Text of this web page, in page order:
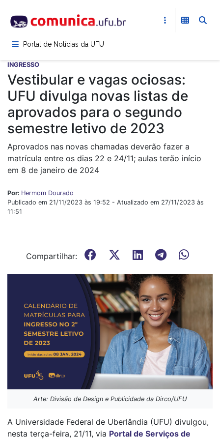
para
conteúdoPortal de Notícias da UFU
INGRESSO
Vestibular e vagas ociosas:
UFU divulga novas listas de
aprovados para o segundo
semestre letivo de 2023
Aprovados nas novas chamadas deverão fazer a
matrícula entre os dias 22 e 24/11; aulas terão início
em 8 de janeiro de 2024
Por: Hermom Dourado
Publicado em 21/11/2023 às 19:52 - Atualizado em 27/11/2023 às
11:51
Compartilhar:
Arte: Divisão de Design e Publicidade da Dirco/UFU
A Universidade Federal de Uberlândia (UFU) divulgou,
nesta terça-feira, 21/11, via Portal de Serviços de